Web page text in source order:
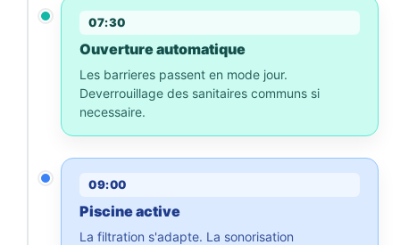
07:30
Ouverture automatique
Les barrieres passent en mode jour.
Deverrouillage des sanitaires communs si
necessaire.
09:00
Piscine active
La filtration s'adapte. La sonorisation